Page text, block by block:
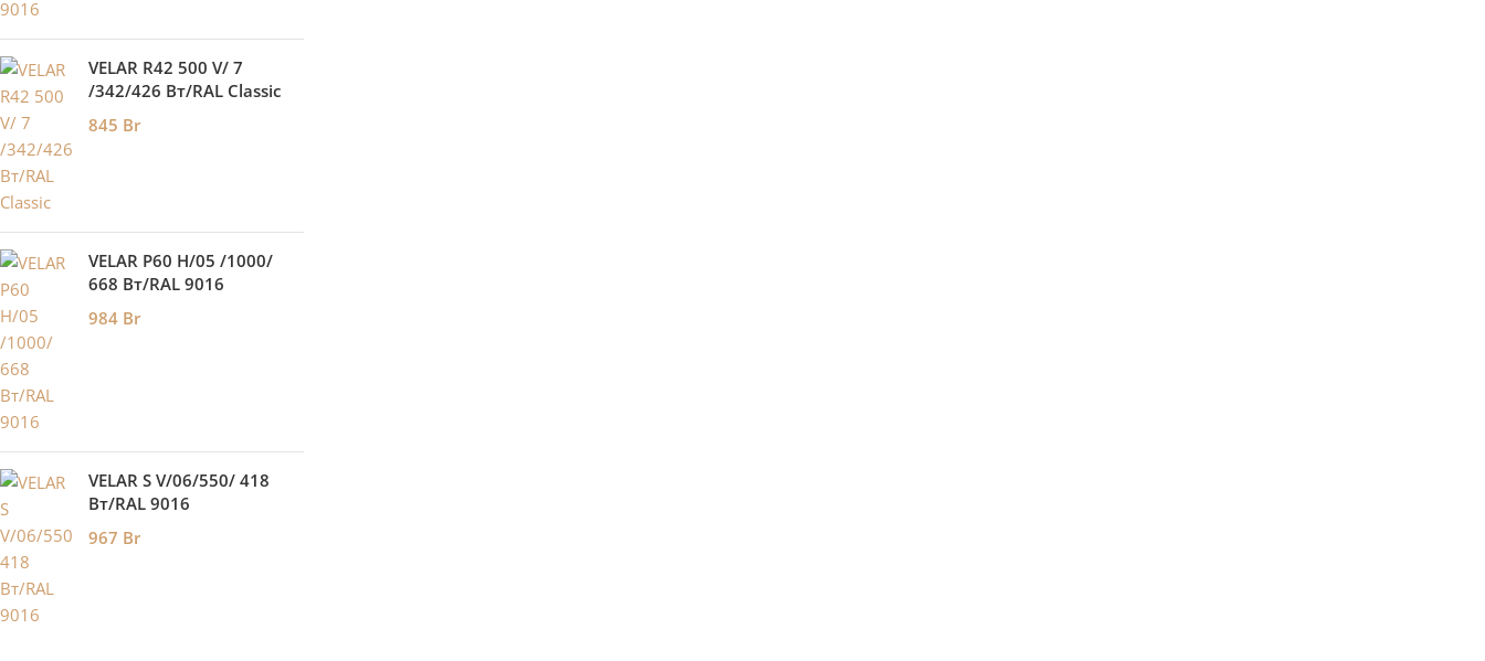
VELAR R42 500 V/ 7
/342/426 Вт/RAL Classic
845 Br
VELAR P60 H/05 /1000/
668 Bт/RAL 9016
984 Br
VELAR S V/06/550/ 418
Bт/RAL 9016
967 Br